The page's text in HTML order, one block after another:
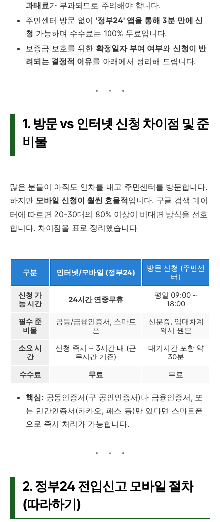
과태료가 부과되므로 주의해야 합니다.
주민센터 방문 없이 '정부24' 앱을 통해 3분 만에 신
청 가능하며 수수료는 100% 무료입니다.
보증금 보호를 위한 확정일자 부여 여부와 신청이 반
려되는 결정적 이유를 아래에서 정리해 드립니다.
1. 방문 vs 인터넷 신청 차이점 및 준
비물
많은 분들이 아직도 연차를 내고 주민센터를 방문합니다.
하지만 모바일 신청이 훨씬 효율적입니다. 구글 검색 데이
터에 따르면 20-30대의 80% 이상이 비대면 방식을 선호
합니다. 차이점을 표로 정리했습니다.
구분 인터넷/모바일 (정부24)
방문 신청 (주민센
터)
신청 가
능 시간
24시간 연중무휴
평일 09:00 ~
18:00
필수 준
비물
공동/금융인증서, 스마트
폰
신분증, 임대차계
약서 원본
소요 시
간
신청 즉시 ~ 3시간 내 (근
무시간 기준)
대기시간 포함 약
30분
수수료
무료 무료
핵심: 공동인증서(구 공인인증서)나 금융인증서, 또
는 민간인증서(카카오, 패스 등)만 있다면 스마트폰
으로 즉시 처리가 가능합니다.
2. 정부24 전입신고 모바일 절차
(따라하기)